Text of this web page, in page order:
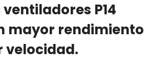
ventiladores P14
mayor rendimiento
velocidad.